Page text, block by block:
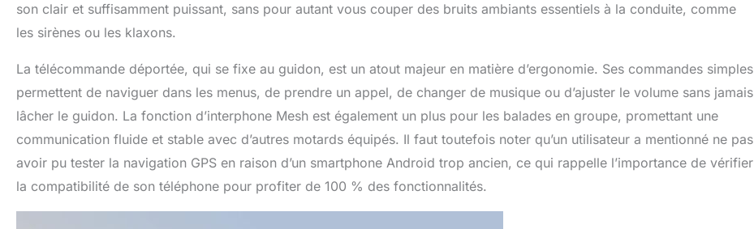
son clair et suffisamment puissant, sans pour autant vous couper des bruits ambiants essentiels à la conduite, comme
les sirènes ou les klaxons.
La télécommande déportée, qui se fixe au guidon, est un atout majeur en matière d’ergonomie. Ses commandes simples
permettent de naviguer dans les menus, de prendre un appel, de changer de musique ou d’ajuster le volume sans jamais
lâcher le guidon. La fonction d’interphone Mesh est également un plus pour les balades en groupe, promettant une
communication fluide et stable avec d’autres motards équipés. Il faut toutefois noter qu’un utilisateur a mentionné ne pas
avoir pu tester la navigation GPS en raison d’un smartphone Android trop ancien, ce qui rappelle l’importance de vérifier
la compatibilité de son téléphone pour profiter de 100 % des fonctionnalités.